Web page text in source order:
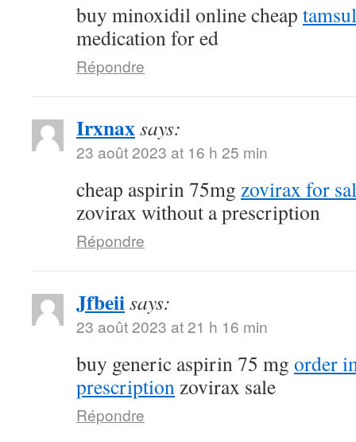
buy minoxidil online cheap
medication for ed
Répondre
Irxnaxsays:
23 août 2023 at 16 h 25 min
cheap aspirin 75mg zovirax for
zovirax without a prescription
Répondre
Jfbeiisays:
23 août 2023 at 21 h 16 min
buy generic aspirin 75 mg order
prescriptionzovirax sale
Répondre